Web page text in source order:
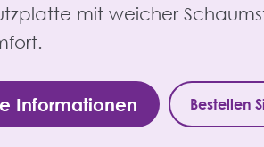
mit weicher
Informationen Bestellen